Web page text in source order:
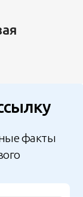
факты